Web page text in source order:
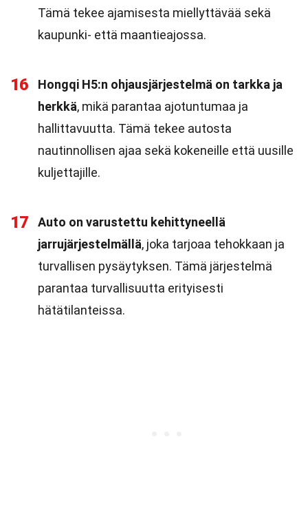
Tämä tekee ajamisesta miellyttävää sekä
kaupunki- että maantieajossa.
16
Hongqi H5:n ohjausjärjestelmä on tarkka ja
herkkä, mikä parantaa ajotuntumaa ja
hallittavuutta. Tämä tekee autosta
nautinnollisen ajaa sekä kokeneille että uusille
kuljettajille.
17
Auto on varustettu kehittyneellä
jarrujärjestelmällä, joka tarjoaa tehokkaan ja
turvallisen pysäytyksen. Tämä järjestelmä
parantaa turvallisuutta erityisesti
hätätilanteissa.